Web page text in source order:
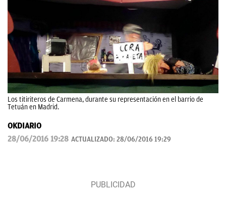
Los titiriteros de Carmena, durante su representación en el barrio de
Tetuán en Madrid.
OKDIARIO
28/06/2016 19:28 ACTUALIZADO: 28/06/2016 19:29